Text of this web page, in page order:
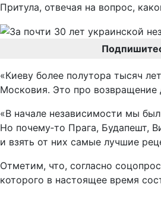
Притула, отвечая на вопрос,
«Киеву более полутора тысяч
Московия. Это про возвращение
«В начале независимости мы
Но почему‑то Прага, Будапешт,
и взять от них самые лучшие
Отметим, что, согласно
которого в настоящее время